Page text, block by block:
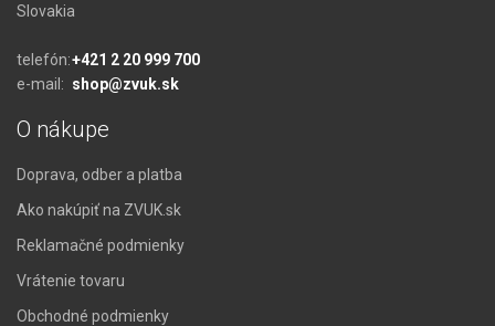
Slovakia
telefón:+421 2 20 999 700
e-mail: shop@zvuk.sk
O nákupe
Doprava, odber a platba
Ako nakúpiť na ZVUK.sk
Reklamačné podmienky
Vrátenie tovaru
Obchodné podmienky